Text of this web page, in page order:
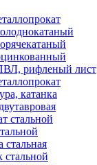
рифленый лист
катанка
стальной
стальная
стальной